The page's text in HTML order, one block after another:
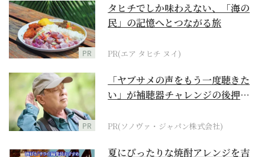
PR
タヒチでしか味わえない、「海の
民」の記憶へとつながる旅
PR(エア タヒチ ヌイ)
PR
「ヤブサメの声をもう一度聴きた
い」が補聴器チャレンジの後押し
PR(ソノヴァ・ジャパン株式会社)
夏にぴったりな焼酎アレンジを吉